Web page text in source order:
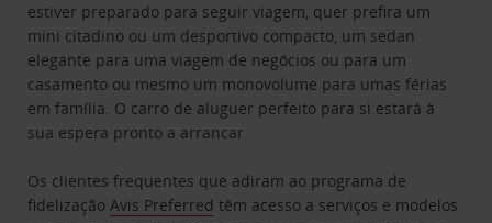
estiver preparado para seguir viagem, quer prefira um
mini citadino ou um desportivo compacto, um sedan
elegante para uma viagem de negócios ou para um
casamento ou mesmo um monovolume para umas férias
em família. O carro de aluguer perfeito para si estará à
sua espera pronto a arrancar.
Os clientes frequentes que adiram ao programa de
fidelizaçãoAvis Preferred têm acesso a serviços e modelos